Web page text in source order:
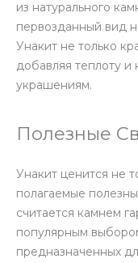
из натурального
первозданный вид
Унакит не только
добавляя теплоту и
украшениям.
Полезные
Унакит ценится не
полагаемые
считается камнем
популярным
предназначенных